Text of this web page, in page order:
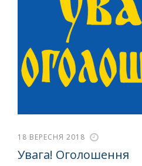
18 ВЕРЕСНЯ 2018
Увага! Оголошення